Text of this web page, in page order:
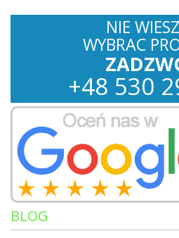
NIE
WYBRAC
+48 530
BLOG